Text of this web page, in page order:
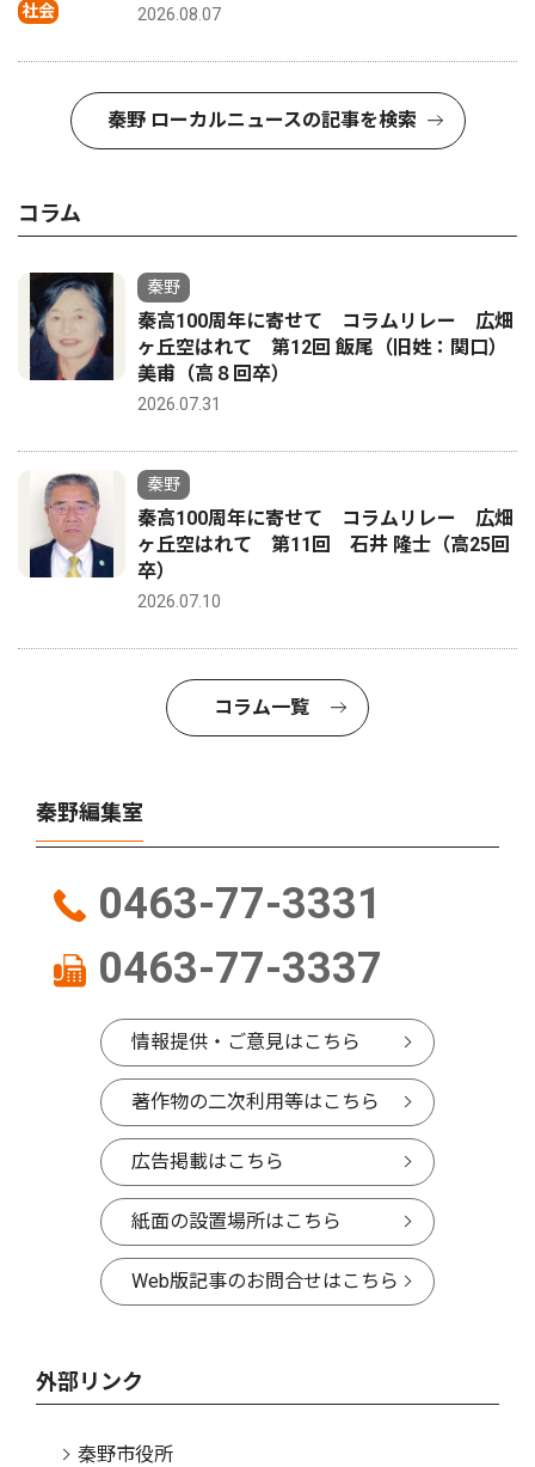
社会 2026.08.07
秦野 ローカルニュースの記事を検索
コラム
秦野
秦高100周年に寄せて コラムリレー 広畑
ヶ丘空はれて 第12回 飯尾（旧姓：関口）
美甫（高８回卒）
2026.07.31
秦野
秦高100周年に寄せて コラムリレー 広畑
ヶ丘空はれて 第11回 石井 隆士（高25回
卒）
2026.07.10
コラム一覧
秦野編集室
0463-77-3331
0463-77-3337
情報提供・ご意見はこちら
著作物の二次利用等はこちら
広告掲載はこちら
紙面の設置場所はこちら
Web版記事のお問合せはこちら
外部リンク
秦野市役所